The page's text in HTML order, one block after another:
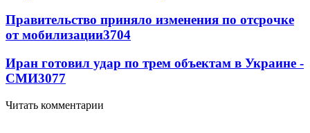
Правительство приняло изменения по отсрочке
от мобилизации3704
Иран готовил удар по трем объектам в Украине -
СМИ3077
Читать комментарии